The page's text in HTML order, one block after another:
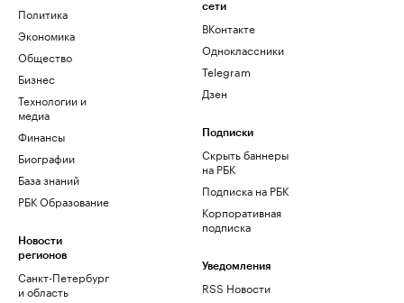
Политика
Экономика
Общество
Бизнес
Технологии и
медиа
Финансы
Биографии
База знаний
РБК Образование
Новости
регионов
Санкт-Петербург
и область
сети
ВКонтакте
Одноклассники
Telegram
Дзен
Подписки
Скрыть баннеры
на РБК
Подписка на РБК
Корпоративная
подписка
Уведомления
RSS Новости